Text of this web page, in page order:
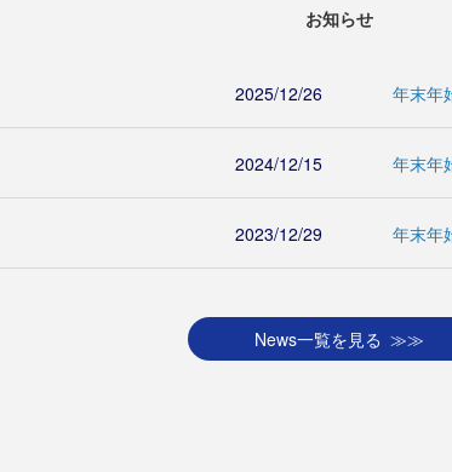
お知らせ
2025/12/26 年末年
2024/12/15 年末年
2023/12/29 年末年
News一覧を見る ≫≫